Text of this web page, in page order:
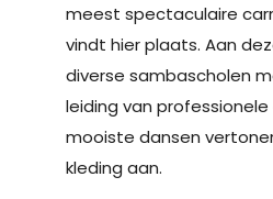
meest spectaculaire
vindt hier plaats. Aan
diverse sambascholen
leiding van
mooiste dansen
kleding aan.